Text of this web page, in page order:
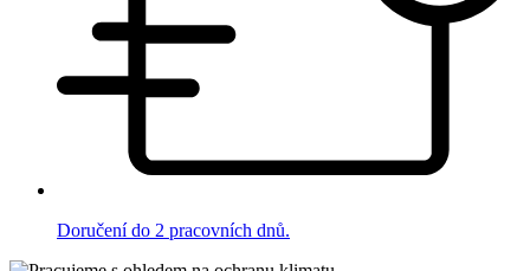
Doručení do 2 pracovních dnů.